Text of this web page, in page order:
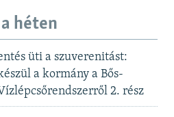
héten
üti a szuverenitást:
a kormány a Bős-
2. rész